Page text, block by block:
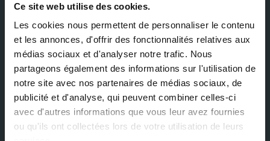
Ce site web utilise des cookies.
Les cookies nous permettent de personnaliser le contenu
et les annonces, d'offrir des fonctionnalités relatives aux
médias sociaux et d'analyser notre trafic. Nous
partageons également des informations sur l'utilisation de
notre site avec nos partenaires de médias sociaux, de
publicité et d'analyse, qui peuvent combiner celles-ci
avec d'autres informations que vous leur avez fournies
ou qu'ils ont collectées lors de votre utilisation de leurs
RÉALISATIONS
Chaussée HiLAB pour le Ruakura
SuperHub à Hamilton
Mobilité douce Ouvrages d'art